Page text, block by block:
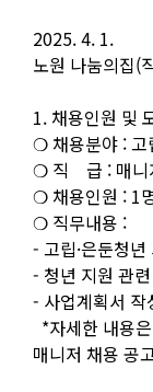
2025. 4. 1.
노원 나눔의집(
1. 채용인원 및
❍ 채용분야 : 고
❍ 직 급 : 매니
❍ 채용인원 : 1
❍ 직무내용 :
- 고립·은둔청
- 청년 지원 관
- 사업계획서 작
*자세한 내용
매니저 채용 공